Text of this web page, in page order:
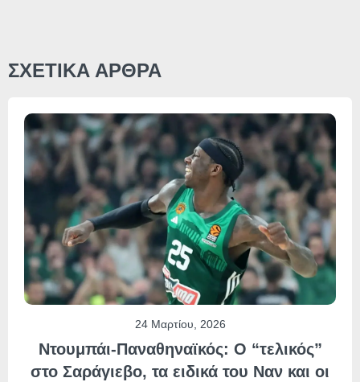
ΣΧΕΤΙΚΑ ΑΡΘΡΑ
24 Μαρτίου, 2026
Ντουμπάι-Παναθηναϊκός: Ο “τελικός”
στο Σαράγιεβο, τα ειδικά του Ναν και οι